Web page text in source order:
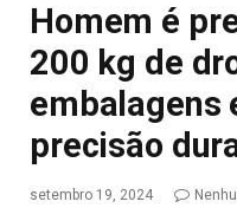
Homem é
200 kg de
embalagens
precisão
setembro 19, 2024